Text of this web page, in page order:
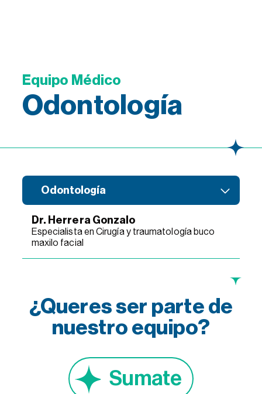
Equipo Médico
Odontología
Odontología
Dr. Herrera Gonzalo
Especialista en Cirugía y traumatología buco
maxilo facial
¿Queres ser parte de
nuestro equipo?
Sumate